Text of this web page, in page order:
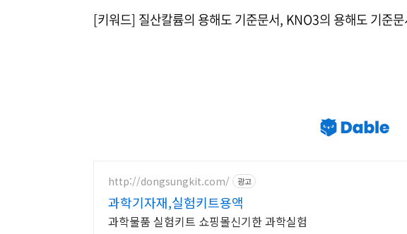
[키워드] 질산칼륨의 용해도 기준문서, KNO3의 용해도 기준문
http://dongsungkit.com/ 광고
과학기자재,실험키트용액
과학물품 실험키트 쇼핑몰신기한 과학실험